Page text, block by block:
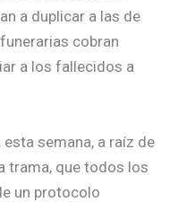
a duplicar a las de
cobran
a los fallecidos a
semana, a raíz de
trama, que todos los
un protocolo